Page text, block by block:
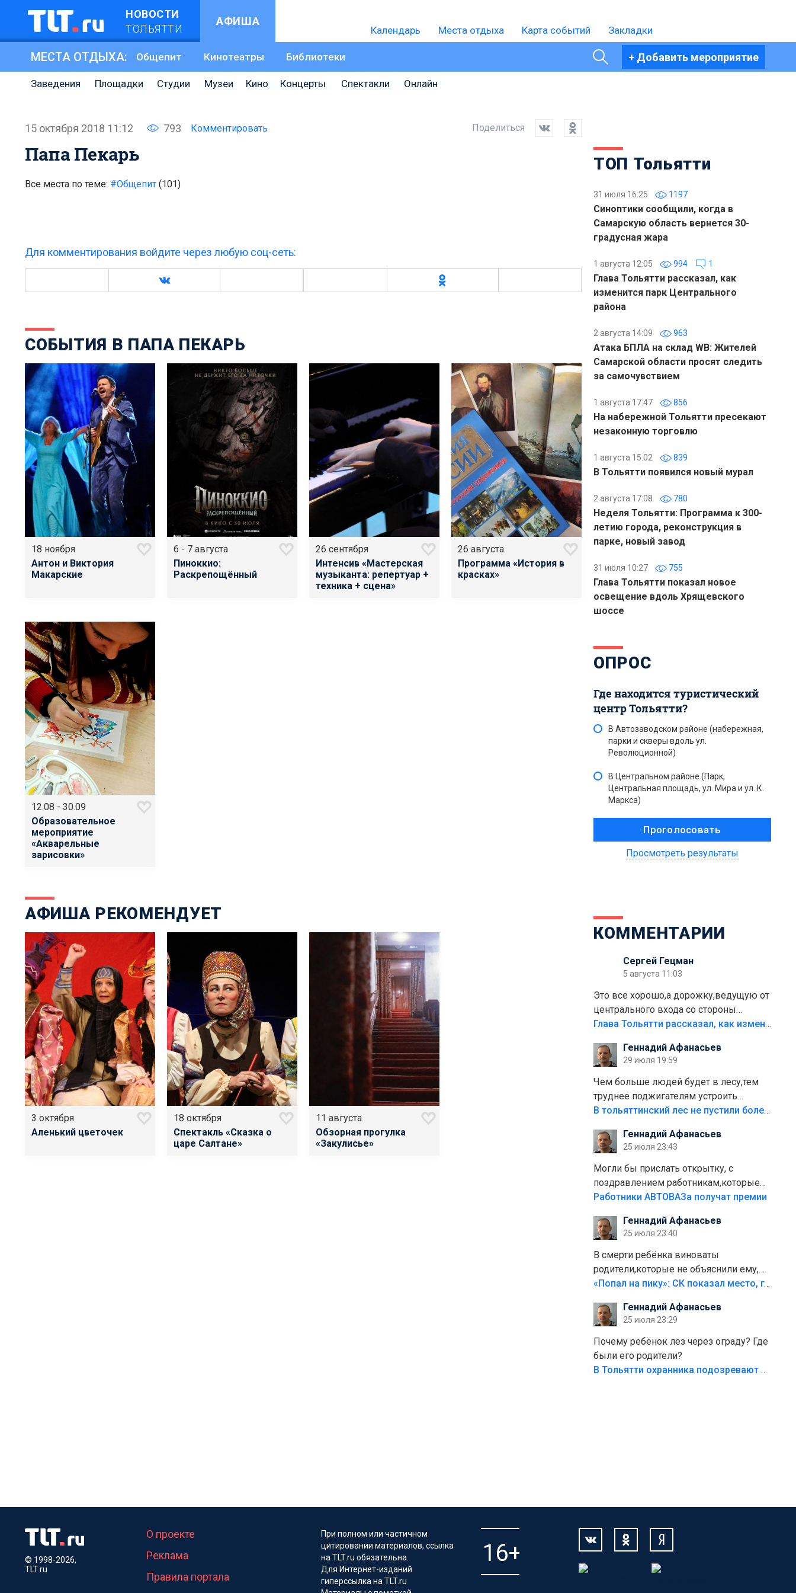
НОВОСТИ
ТОЛЬЯТТИ
АФИША
Календарь Места отдыха Карта событий Закладки
МЕСТА ОТДЫХА: Общепит Кинотеатры Библиотеки + Добавить мероприятие
Заведения Площадки Студии Музеи Кино Концерты Спектакли Онлайн
15 октября 2018 11:12 793 Комментировать Поделиться
Папа Пекарь
Все места по теме: #Общепит (101)
Для комментирования войдите через любую соц-сеть:
СОБЫТИЯ В ПАПА ПЕКАРЬ
18 ноября
Антон и Виктория
Макарские
6 - 7 августа
Пиноккио:
Раскрепощённый
26 сентября
Интенсив «Мастерская
музыканта: репертуар +
техника + сцена»
26 августа
Программа «История в
красках»
12.08 - 30.09
Образовательное
мероприятие
«Акварельные
зарисовки»
АФИША РЕКОМЕНДУЕТ
3 октября
Аленький цветочек
18 октября
Спектакль «Сказка о
царе Салтане»
11 августа
Обзорная прогулка
«Закулисье»
ТОП Тольятти
31 июля 16:25 1197
Синоптики сообщили, когда в
Самарскую область вернется 30-
градусная жара
1 августа 12:05 994 1
Глава Тольятти рассказал, как
изменится парк Центрального
района
2 августа 14:09 963
Атака БПЛА на склад WB: Жителей
Самарской области просят следить
за самочувствием
1 августа 17:47 856
На набережной Тольятти пресекают
незаконную торговлю
1 августа 15:02 839
В Тольятти появился новый мурал
2 августа 17:08 780
Неделя Тольятти: Программа к 300-
летию города, реконструкция в
парке, новый завод
31 июля 10:27 755
Глава Тольятти показал новое
освещение вдоль Хрящевского
шоссе
ОПРОС
Где находится туристический
центр Тольятти?
В Автозаводском районе (набережная,
парки и скверы вдоль ул.
Революционной)
В Центральном районе (Парк,
Центральная площадь, ул. Мира и ул. К.
Маркса)
Просмотреть результаты
КОММЕНТАРИИ
Сергей Гецман
5 августа 11:03
Это все хорошо,а дорожку,ведущую от
центрального входа со стороны
кафе"Мираж" к аттракционам слабо
плитки не хватило,т.к.осенью и зимой
лежала в парке и испортилась.Да
еще,видимо,часть украли.
Глава Тольятти рассказал, как изменится парк Центрального района
Геннадий Афанасьев
29 июля 19:59
Чем больше людей будет в лесу,тем
труднее поджигателям устроить
пожар.Тех кто разводит костры,тех
полно стоит,почему водители всё
равно едут в лес? Штрафы мизерные.
В тольяттинский лес не пустили более тысячи автомобилей
Геннадий Афанасьев
25 июля 23:43
Могли бы прислать открытку, с
поздравлением работникам,которые
больше сорока лет отработали на
Работники АВТОВАЗа получат премии
Геннадий Афанасьев
25 июля 23:40
В смерти ребёнка виноваты
родители,которые не объяснили ему,
что такое хорошо и что такое плохо!
безумия,есть же калитка,ворота!
Жалко ребёнка,но он сам выбрал свою
судьбу.
«Попал на пику»: СК показал место, где был смертельно травмирован ребенок в Тольятти
Геннадий Афанасьев
25 июля 23:29
Почему ребёнок лез через ограду? Где
были его родители?
В Тольятти охранника подозревают в причинении смерти ребенку
© 1998-2026,
TLT.ru
О проекте
Реклама
Правила портала
При полном или частичном
цитировании материалов, ссылка
на TLT.ru обязательна.
Для Интернет-изданий
гиперссылка на TLT.ru